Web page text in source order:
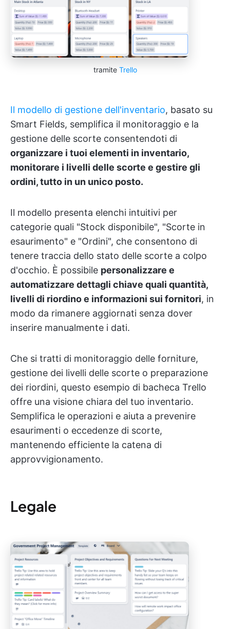
tramite Trello
Il modello di gestione dell'inventario, basato su
Smart Fields, semplifica il monitoraggio e la
gestione delle scorte consentendoti di
organizzare i tuoi elementi in inventario,
monitorare i livelli delle scorte e gestire gli
ordini, tutto in un unico posto.
Il modello presenta elenchi intuitivi per
categorie quali "Stock disponibile", "Scorte in
esaurimento" e "Ordini", che consentono di
tenere traccia dello stato delle scorte a colpo
d'occhio. È possibile personalizzare e
automatizzare dettagli chiave quali quantità,
livelli di riordino e informazioni sui fornitori, in
modo da rimanere aggiornati senza dover
inserire manualmente i dati.
Che si tratti di monitoraggio delle forniture,
gestione dei livelli delle scorte o preparazione
dei riordini, questo esempio di bacheca Trello
offre una visione chiara del tuo inventario.
Semplifica le operazioni e aiuta a prevenire
esaurimenti o eccedenze di scorte,
mantenendo efficiente la catena di
approvvigionamento.
Legale